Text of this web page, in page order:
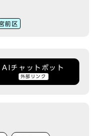
前区
AIチャットボット
外部リンク